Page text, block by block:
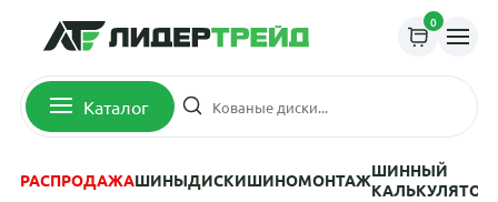
0
Каталог
РАСПРОДАЖАШИНЫДИСКИШИНОМОНТАЖШИННЫЙ
КАЛЬКУЛЯТОР